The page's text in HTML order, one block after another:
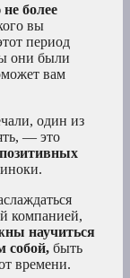
более
вы
период
они были
вам
один из
— это
компанией,
научиться
собой, быть
времени.